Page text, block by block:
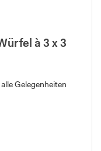
à 3 x 3
Gelegenheiten